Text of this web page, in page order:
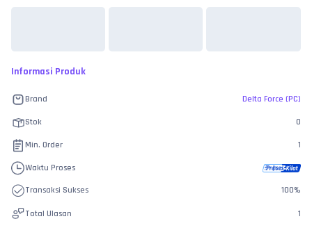
Informasi Produk
Brand Delta Force (PC)
Stok 0
Min. Order 1
Waktu Proses
Transaksi Sukses 100%
Total Ulasan 1